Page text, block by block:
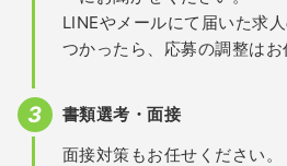
LINEやメールにて届いた求
つかったら、応募の調整はお
書類選考・面接
面接対策もお任せください。